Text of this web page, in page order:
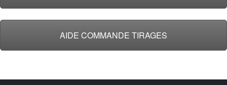
AIDE COMMANDE TIRAGES